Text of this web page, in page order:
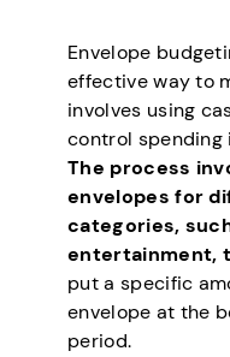
Envelope
effective way to
involves using
control
The process
envelopes for
categories,
entertainment,
put a specific
envelope at the
period.